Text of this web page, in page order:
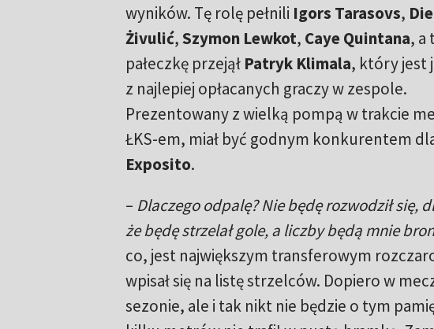
wyników. Tę rolę pełnili Igors Tarasovs,
Żivulić,Szymon Lewkot, Caye Quintana, a
pałeczkę przejął Patryk Klimala, który jest
z najlepiej opłacanych graczy w zespole.
Prezentowany z wielką pompą w trakcie
ŁKS-em, miał być godnym konkurentem
Exposito.
– Dlaczego odpalę? Nie będę rozwodził się,
że będę strzelał gole, a liczby będą mnie
co, jest największym transferowym
wpisał się na listę strzelców. Dopiero w
sezonie, ale i tak nikt nie będzie o tym